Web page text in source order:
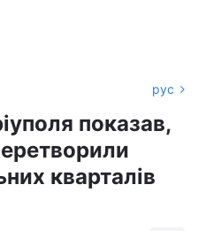
рус
показав,
кварталів